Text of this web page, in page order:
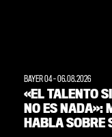
BAYER 04-06.08.2026
«EL TALENTO
NO ES NADA»:
HABLA SOBRE